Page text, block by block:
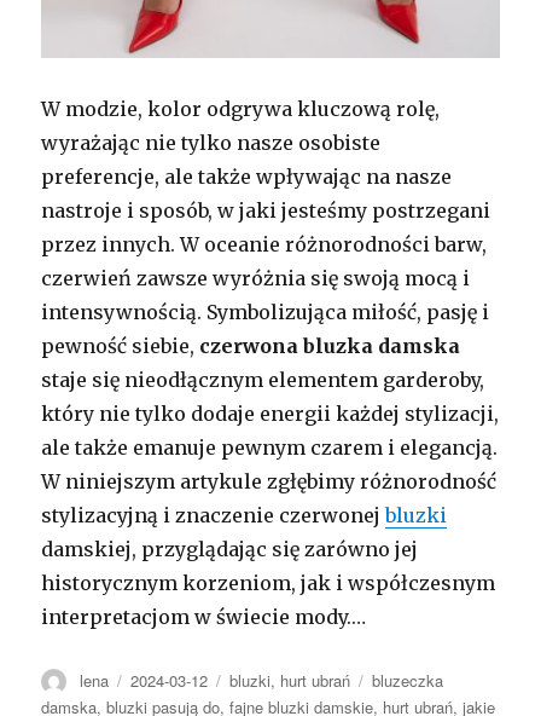
W modzie, kolor odgrywa kluczową rolę,
wyrażając nie tylko nasze osobiste
preferencje, ale także wpływając na nasze
nastroje i sposób, w jaki jesteśmy postrzegani
przez innych. W oceanie różnorodności barw,
czerwień zawsze wyróżnia się swoją mocą i
intensywnością. Symbolizująca miłość, pasję i
pewność siebie, czerwona bluzka damska
staje się nieodłącznym elementem garderoby,
który nie tylko dodaje energii każdej stylizacji,
ale także emanuje pewnym czarem i elegancją.
W niniejszym artykule zgłębimy różnorodność
stylizacyjną i znaczenie czerwonejbluzki
damskiej, przyglądając się zarówno jej
historycznym korzeniom, jak i współczesnym
interpretacjom w świecie mody.…
Autor
lena Opublikowano
2024-03-12 Kategorie
bluzki, hurt ubrań Tagi
bluzeczka
damska,bluzki pasują do,fajne bluzki damskie, hurt ubrań,jakie